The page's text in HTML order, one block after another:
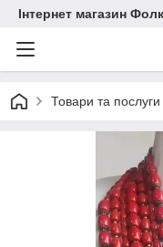
Інтернет магазин
Товари та послуги